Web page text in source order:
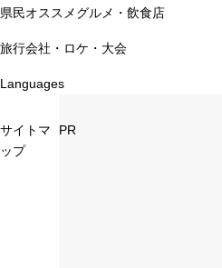
県民オススメグルメ・飲食店
旅行会社・ロケ・大会
Languages
サイトマ
ップ
PR